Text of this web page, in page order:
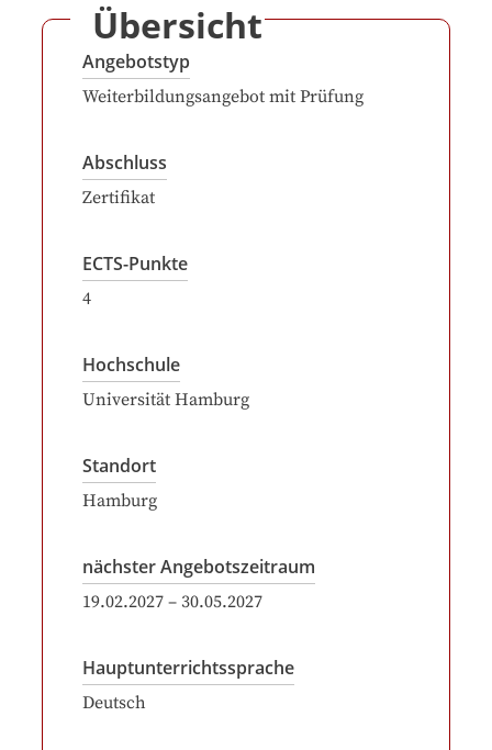
Übersicht
Angebotstyp
Weiterbildungsangebot mit Prüfung
Abschluss
Zertifikat
ECTS-Punkte
4
Hochschule
Universität Hamburg
Standort
Hamburg
nächster Angebotszeitraum
19.02.2027 – 30.05.2027
Hauptunterrichtssprache
Deutsch